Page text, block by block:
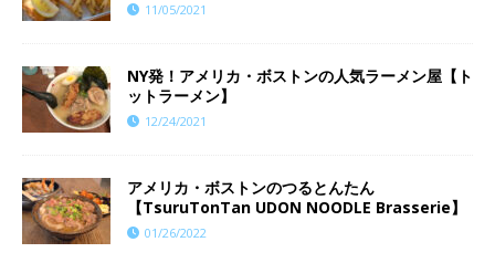
11/05/2021
NY発！アメリカ・ボストンの人気ラーメン屋【ト
ットラーメン】
12/24/2021
アメリカ・ボストンのつるとんたん
【TsuruTonTan UDON NOODLE Brasserie】
01/26/2022